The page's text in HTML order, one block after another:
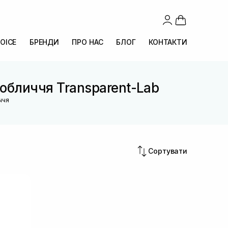
БРЕНДИ ПРО НАС БЛОГ КОНТАКТИ
Transparent-Lab
Сортувати